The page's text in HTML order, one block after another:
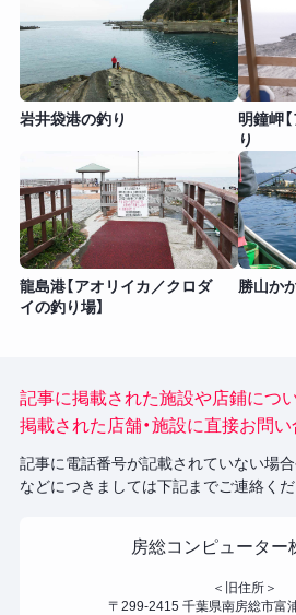
岩井袋港の釣り
明鐘岬
り
龍島港【アオリイカ／クロダ
イの釣り場】
勝山か
記事に掲載された施設や店鋪につ
掲載された店舗・施設に直接お問い
記事に電話番号が記載されていない場合
などにつきましては下記までご連絡くだ
房総コンピューター
＜旧住所＞
〒299-2415 千葉県南房総市富